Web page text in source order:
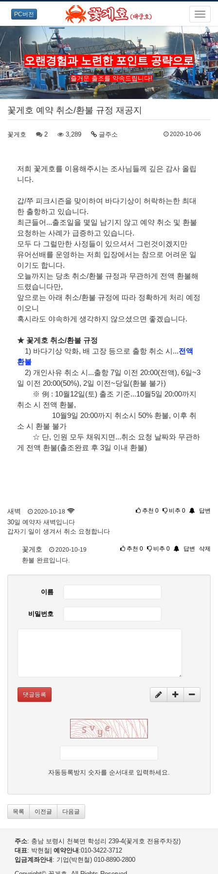
PC버전
오랜경험과 노련한 포인트 공략으로
즐거운 출조를 약속드립니다!
꽃게호 예약 취소/환불 규정 재공지
꽃게호 2 3,289 글주소 2020-10-06
저희 꽃게호를 이용해주시는 조사님들께 깊은 감사 올립
니다.
갑/쭈 피크시즌을 맞이하여 바다기상이 허락하는한 최대
한 출항하고 있습니다.
최근들어...출조일을 몇일 남기지 않고 예약 취소 및 환불
요청하는 사례가 급증하고 있습니다.
모두 다 그럴만한 사정들이 있으셔서 그런것이겠지만
유어선배를 운영하는 저희 입장에서는 참으로 어려운 일
이기도 합니다.
오늘까지는 당초 취소/환불 규정과 무관하게 전액 환불해
드렸습니다만,
앞으로는 아래 취소/환불 규정에 따라 정확하게 처리 예정
이오니
혹시라도 야속하게 생각하지 않으셨으면 좋겠습니다.
★ 꽃게호 취소/환불 규정
1) 바다기상 악화, 배 고장 등으로 출항 취소 시...전액
환불
2) 개인사유 취소 시...출항 7일 이전 20:00(전액), 6일~3
일 이전 20:00(50%), 2일 이전~당일(환불 불가)
※ 例 : 10월12일(토) 출조 기준...10월5일 20:00까지
취소 시 전액 환불,
10월9일 20:00까지 취소시 50% 환불, 이후 취
소 시 환불 불가
☆ 단, 인원 모두 채워지면...취소 요청 날짜와 무관하
게 전액 환불(출조완료 후 3일 이내 환불)
새벽 2020-10-18 추천 0 비추 0 답변
30일 예약자 새벽입니다
갑자기 일이 생겨서 취소 요청합니다
꽃게호 2020-10-19 추천 0 비추 0 답변 삭제
환불 완료입니다.
이름
비밀번호
댓글등록
자동등록방지 숫자를 순서대로 입력하세요.
목록 이전글 다음글
주소: 충남 보령시 천북면 학성리 239-4(꽃게호 전용주차장)
대표: 박현철 예약안내 :010-3422-3712
입금계좌안내 : 기업(박현철) 010-8890-2800